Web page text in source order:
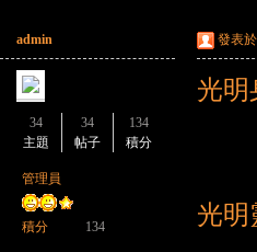
admin
34
主題
34
帖子
134
積分
管理員
積分 134
發表
光
光明